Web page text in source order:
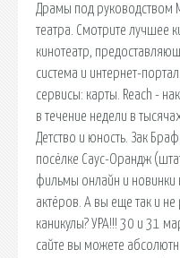
Драмы под руководством
театра. Смотрите лучшее
кинотеатр,
система и интернет-
сервисы: карты. Reach -
в течение недели в
Детство и юность. Зак
посёлке Саус-Орандж
фильмы онлайн и новинки
актёров. А вы еще так и
каникулы? УРА!!! 30 и 31
сайте вы можете